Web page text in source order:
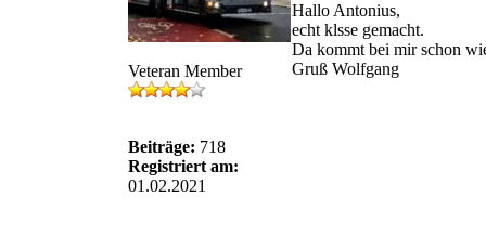
Veteran Member
Beiträge: 718
Registriert am:
01.02.2021
Hallo Antonius,
echt klsse gemacht.
Da kommt bei mir schon
Gruß Wolfgang